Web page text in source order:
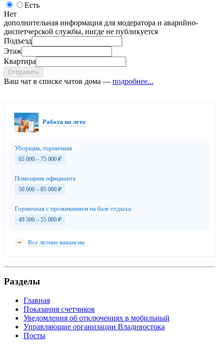
Есть
Нет
дополнительная информация для модератора и аварийно-
диспетчерской службы, нигде не публикуется
Подъезд
Этаж
Квартира
Отправить
Ваш чат в списке чатов дома — подробнее...
Работа на лето
Уборщик, горничная
65 000 – 75 000 ₽
Помощник официанта
50 000 – 85 000 ₽
Горничная с проживанием на базе отдыха
49 500 – 55 000 ₽
Все летние вакансии
Разделы
Главная
Показания счетчиков
Уведомления об отключениях в мобильный
Управляющие организации Владивостока
Посты